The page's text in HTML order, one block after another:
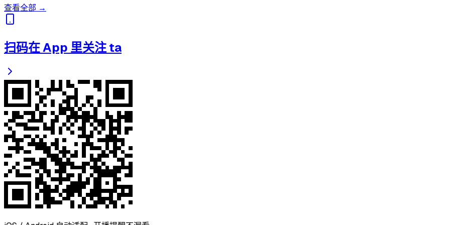
查看全部 →
扫码在 App 里关注 ta